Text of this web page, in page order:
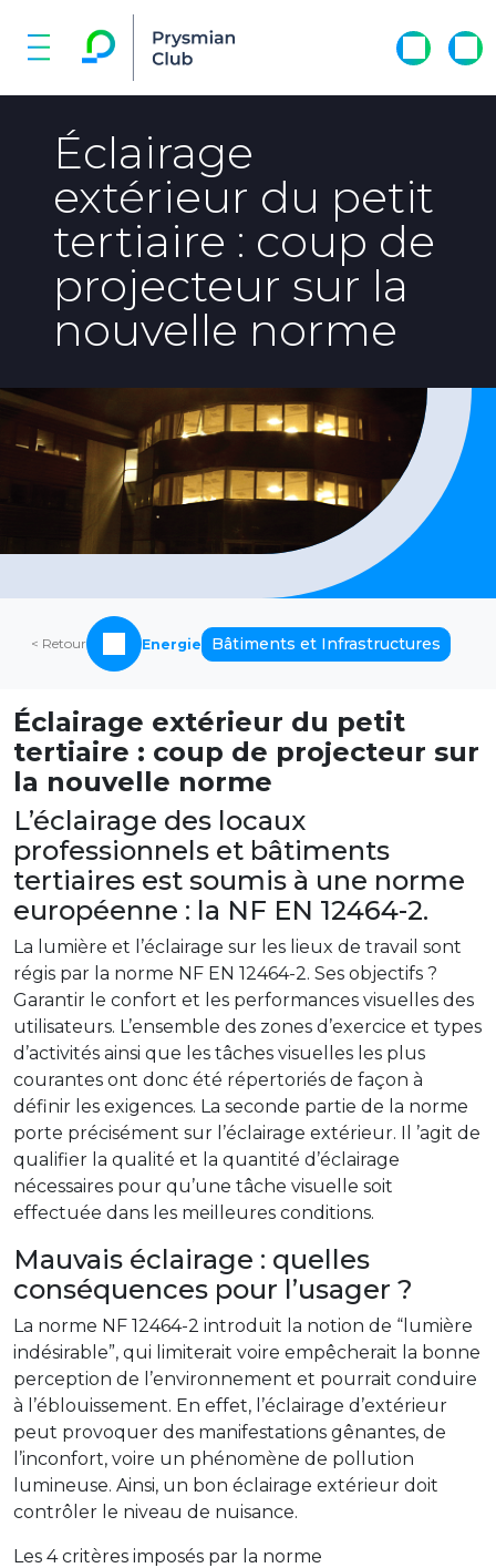
Éclairage
extérieur du petit
tertiaire : coup de
projecteur sur la
nouvelle norme
< Retour Energie Bâtiments et Infrastructures
Éclairage extérieur du petit
tertiaire : coup de projecteur sur
la nouvelle norme
L’éclairage des locaux
professionnels et bâtiments
tertiaires est soumis à une norme
européenne : la NF EN 12464-2.
La lumière et l’éclairage sur les lieux de travail sont
régis par la norme NF EN 12464-2. Ses objectifs ?
Garantir le confort et les performances visuelles des
utilisateurs. L’ensemble des zones d’exercice et types
d’activités ainsi que les tâches visuelles les plus
courantes ont donc été répertoriés de façon à
définir les exigences. La seconde partie de la norme
porte précisément sur l’éclairage extérieur. Il ’agit de
qualifier la qualité et la quantité d’éclairage
nécessaires pour qu’une tâche visuelle soit
effectuée dans les meilleures conditions.
Mauvais éclairage : quelles
conséquences pour l’usager ?
La norme NF 12464-2 introduit la notion de “lumière
indésirable”, qui limiterait voire empêcherait la bonne
perception de l’environnement et pourrait conduire
à l’éblouissement. En effet, l’éclairage d’extérieur
peut provoquer des manifestations gênantes, de
l’inconfort, voire un phénomène de pollution
lumineuse. Ainsi, un bon éclairage extérieur doit
contrôler le niveau de nuisance.
Les 4 critères imposés par la norme